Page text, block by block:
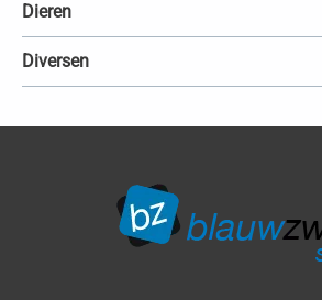
Dieren
Diversen